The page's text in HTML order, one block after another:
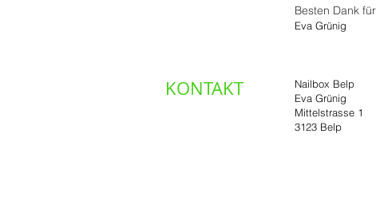
Besten Dank
Eva Grünig
KONTAKT
Nailbox Belp
Eva Grünig
Mittelstrasse 1
3123 Belp